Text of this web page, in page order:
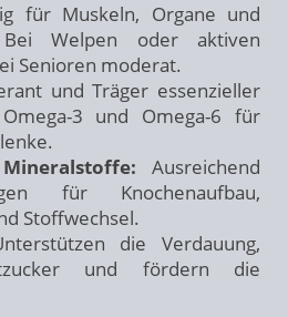
für Muskeln, Organe und
Bei Welpen oder aktiven
Senioren moderat.
und Träger essenzieller
3 und Omega-6 für
Ausreichend
für Knochenaufbau,
Stoffwechsel.
die Verdauung,
und fördern die